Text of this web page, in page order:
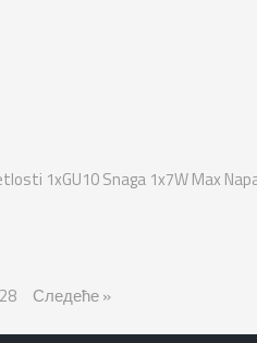
1xGU10 Snaga 1x7W Max
28 Следеће »